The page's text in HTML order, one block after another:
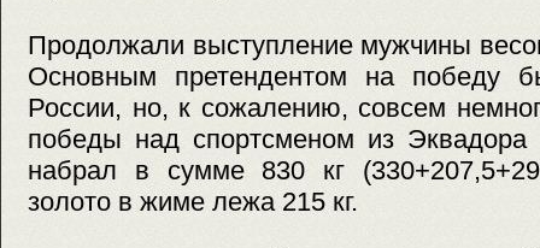
Продолжали выступление мужчины
Основным претендентом на победу
России, но, к сожалению, совсем
победы над спортсменом из Эквадора
набрал в сумме 830 кг
золото в жиме лежа 215 кг.